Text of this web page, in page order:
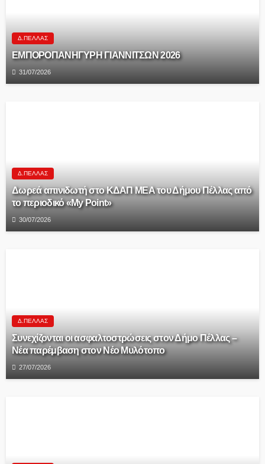
Δ.ΠΈΛΛΑΣ
ΕΜΠΟΡΟΠΑΝΗΓΥΡΗ ΓΙΑΝΝΙΤΣΩΝ 2026
31/07/2026
Δ.ΠΈΛΛΑΣ
Δωρεά απινιδωτή στο ΚΔΑΠ ΜΕΑ του Δήμου Πέλλας από
το περιοδικό «My Point»
30/07/2026
Δ.ΠΈΛΛΑΣ
Συνεχίζονται οι ασφαλτοστρώσεις στον Δήμο Πέλλας –
Νέα παρέμβαση στον Νέο Μυλότοπο
27/07/2026